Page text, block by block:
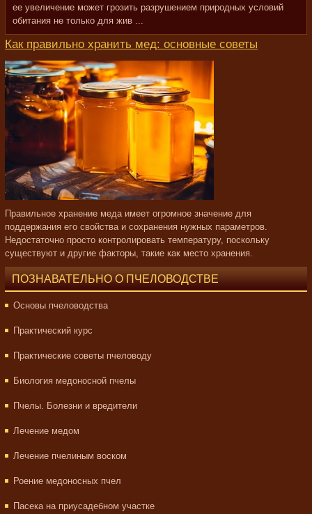
ее увеличение может грозить разрушением природных условий
обитания не только для жив ...
Как правильно хранить мед: основные советы
Правильное хранение меда имеет огромное значение для
поддержания его свойства и сохранения нужных параметров.
Недостаточно просто контролировать температуру, поскольку
существуют и другие факторы, такие как место хранения.
ПОЗНАВАТЕЛЬНО О ПЧЕЛОВОДСТВЕ
Основы пчеловодства
Практический курс
Практические советы пчеловоду
Биология медоносной пчелы
Пчелы. Болезни и вредители
Лечение медом
Лечение пчелиным воском
Роение медоносных пчел
Пасека на приусадебном участке